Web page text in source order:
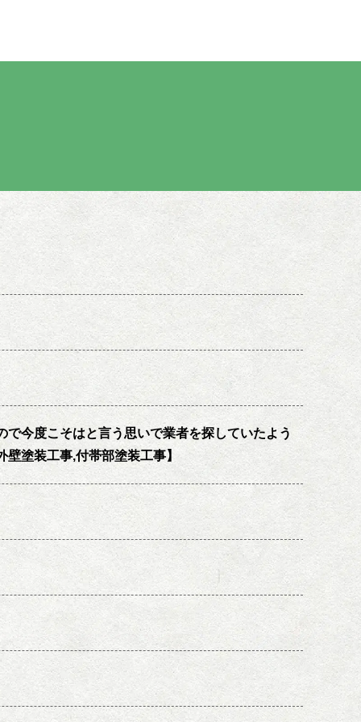
今度こそはと言う思いで業者を探していたよう
塗装工事,付帯部塗装工事】